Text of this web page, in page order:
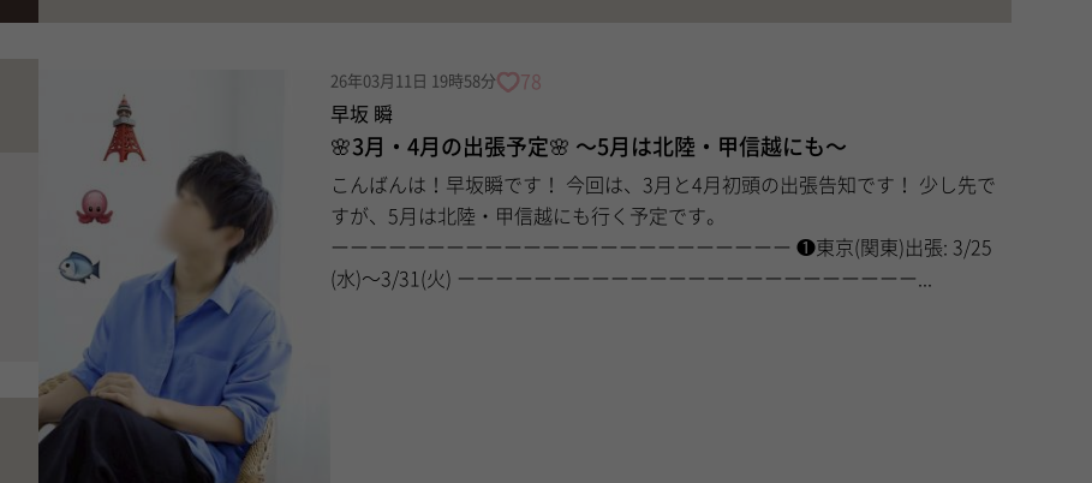
26年03月11日 19時58分
78
早坂 瞬
🌸3月・4月の出張予定🌸 〜5月は北陸・甲信越にも〜
こんばんは！早坂瞬です！ 今回は、3月と4月初頭の出張告知です！ 少し先で
すが、5月は北陸・甲信越にも行く予定です。
ーーーーーーーーーーーーーーーーーーーーーーーー ❶東京(関東)出張: 3/25
(水)〜3/31(火) ーーーーーーーーーーーーーーーーーーーーーーーー...